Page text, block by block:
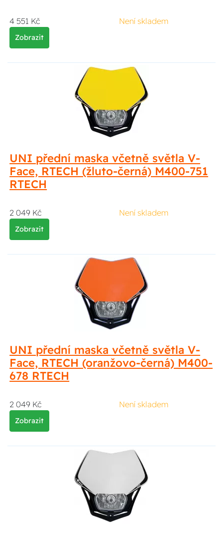
4 551 Kč Není skladem
Zobrazit
UNI přední maska včetně světla V-
Face, RTECH (žluto-černá) M400-751
RTECH
2 049 Kč Není skladem
Zobrazit
UNI přední maska včetně světla V-
Face, RTECH (oranžovo-černá) M400-
678 RTECH
2 049 Kč Není skladem
Zobrazit